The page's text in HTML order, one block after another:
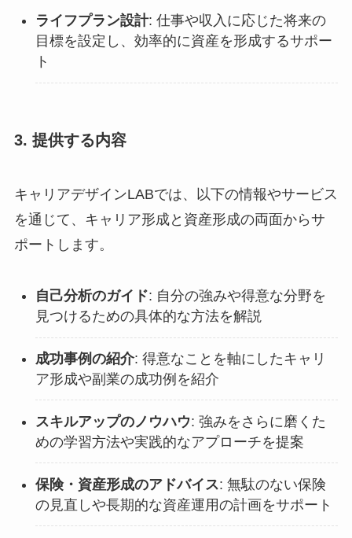
ライフプラン設計: 仕事や収入に応じた将来の
目標を設定し、効率的に資産を形成するサポー
ト
3. 提供する内容
キャリアデザインLABでは、以下の情報やサービス
を通じて、キャリア形成と資産形成の両面からサ
ポートします。
自己分析のガイド: 自分の強みや得意な分野を
見つけるための具体的な方法を解説
成功事例の紹介: 得意なことを軸にしたキャリ
ア形成や副業の成功例を紹介
スキルアップのノウハウ: 強みをさらに磨くた
めの学習方法や実践的なアプローチを提案
保険・資産形成のアドバイス: 無駄のない保険
の見直しや長期的な資産運用の計画をサポート